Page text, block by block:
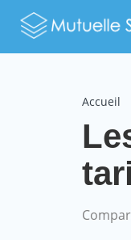
Accueil